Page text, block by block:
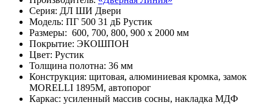
Серия: ДЛ ШИ Двери
Модель: ПГ 500 31 дБ Рустик
Размеры: 600, 700, 800, 900 х 2000 мм
Покрытие: ЭКОШПОН
Цвет: Рустик
Толщина полотна: 36 мм
Конструкция: щитовая, алюминиевая кромка, замок
MORELLI 1895М, автопорог
Каркас: усиленный массив сосны, накладка МДФ